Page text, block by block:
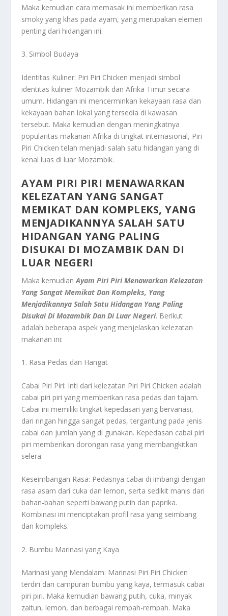
Maka kemudian cara memasak ini memberikan rasa
smoky yang khas pada ayam, yang merupakan elemen
penting dari hidangan ini.
3. Simbol Budaya
Identitas Kuliner: Piri Piri Chicken menjadi simbol
identitas kuliner Mozambik dan Afrika Timur secara
umum. Hidangan ini mencerminkan kekayaan rasa dan
kekayaan bahan lokal yang tersedia di kawasan
tersebut. Maka kemudian dengan meningkatnya
popularitas makanan Afrika di tingkat internasional, Piri
Piri Chicken telah menjadi salah satu hidangan yang di
kenal luas di luar Mozambik.
AYAM PIRI PIRI MENAWARKAN
KELEZATAN YANG SANGAT
MEMIKAT DAN KOMPLEKS, YANG
MENJADIKANNYA SALAH SATU
HIDANGAN YANG PALING
DISUKAI DI MOZAMBIK DAN DI
LUAR NEGERI
Maka kemudianAyam Piri Piri Menawarkan Kelezatan
Yang Sangat Memikat Dan Kompleks, Yang
Menjadikannya Salah Satu Hidangan Yang Paling
Disukai Di Mozambik Dan Di Luar Negeri. Berikut
adalah beberapa aspek yang menjelaskan kelezatan
makanan ini:
1. Rasa Pedas dan Hangat
Cabai Piri Piri: Inti dari kelezatan Piri Piri Chicken adalah
cabai piri piri yang memberikan rasa pedas dan tajam.
Cabai ini memiliki tingkat kepedasan yang bervariasi,
dari ringan hingga sangat pedas, tergantung pada jenis
cabai dan jumlah yang di gunakan. Kepedasan cabai piri
piri memberikan dorongan rasa yang membangkitkan
selera.
Keseimbangan Rasa: Pedasnya cabai di imbangi dengan
rasa asam dari cuka dan lemon, serta sedikit manis dari
bahan-bahan seperti bawang putih dan paprika.
Kombinasi ini menciptakan profil rasa yang seimbang
dan kompleks.
2. Bumbu Marinasi yang Kaya
Marinasi yang Mendalam: Marinasi Piri Piri Chicken
terdiri dari campuran bumbu yang kaya, termasuk cabai
piri piri. Maka kemudian bawang putih, cuka, minyak
zaitun, lemon, dan berbagai rempah-rempah. Maka